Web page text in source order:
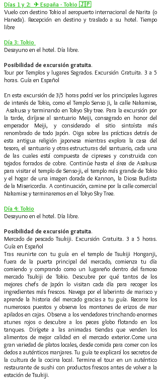
Días 1 y 2: ✈ España - Tokio 🇯🇵
Vuelo con destino Tokio al aeropuerto internacional de Narita (o
Haneda). Recepción en destino y traslado a su hotel. Tiempo
libre
Día 3: Tokio
Desayuno en el hotel. Día libre.
Posibilidad de excursión gratuita.
Tour por Templos y lugares Sagrados. Excursión Gratuita. 3 a 5
horas. Guía en Español
En esta excursión de 3/5 horas podrá ver los principales lugares
de interés de Tokio, como el Templo Senso Ji, la calle Nakamise,
Asakusa y terminando en Tokyo Sky tree. Para la excursión por
la tarde, diríjase al santuario Meiji, consagrado en honor del
emperador Meiji, y considerado el sitio sintoísta más
renombrado de todo Japón. Oiga sobre las prácticas detrás de
esta antigua religión japonesa mientras explora la casa del
tesoro, el santuario y otras estructuras del santuario, cada una
de las cuales está compuesta de cipreses y construida con
tejados forrados de cobre. Continúe hasta el área de Asakusa
para visitar el templo de Senso-ji, el templo más grande de Tokio
y el hogar de una imagen dorada de Kannon, la Diosa Budista
de la Misericordia. A continuación, camine por la calle comercial
Nakamise y terminaremos en el Tokyo Sky Tree.
Día 4: Tokio
Desayuno en el hotel. Día libre.
Posibilidad de excursión gratuita.
Mercado de pescado Tsukiji. Excursión Gratuita. 3 a 5 horas.
Guía en Español
Tras reunirte con tu guía en el templo de Tsukiji Honganji,
fuera de la puerta principal del mercado, comienza tu día
comiendo y comprando como un lugareño dentro del famoso
mercado Tsukiji de Tokio. Descubre por qué tantos de los
mejores chefs de Japón lo visitan cada día para recoger los
ingredientes más frescos. Navega por el laberinto de marisco y
aprende la historia del mercado gracias a tu guía. Recorre los
numerosos puestos y observa los montones de erizos de mar
apilados en cajas. Observa a los vendedores trinchando enormes
atunes rojos o descubre a los peces globo flotando en los
tanques. Dirígete a las animadas tiendas que venden los
alimentos de mejor calidad en el mercado exterior.Come una
gran variedad de platos locales, desde comida para comer con los
dedos a auténticos manjares. Tu guía te explicará los secretos de
la cultura de la cocina local. Termina el tour en un auténtico
restaurante de sushi con productos frescos antes de volver a la
estación de Tsukiji.